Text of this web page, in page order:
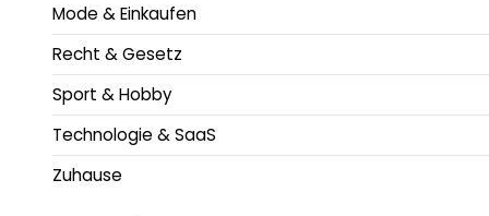
Mode & Einkaufen
Recht & Gesetz
Sport & Hobby
Technologie & SaaS
Zuhause